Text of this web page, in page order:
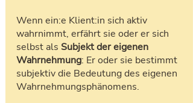
Wenn ein:e Klient:in sich aktiv
wahrnimmt, erfährt sie oder er sich
selbst als Subjekt der eigenen
Wahrnehmung: Er oder sie bestimmt
subjektiv die Bedeutung des eigenen
Wahrnehmungsphänomens.